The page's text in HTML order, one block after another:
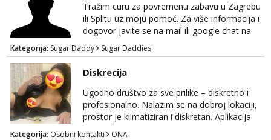
Tražim curu za povremenu zabavu u Zagrebu
ili Splitu uz moju pomoć. Za više informacija i
dogovor javite se na mail ili google chat na
oneofakind999111@gmail.com
Kategorija: Sugar Daddy Sugar Daddies
Diskrecija
Ugodno društvo za sve prilike – diskretno i
profesionalno. Nalazim se na dobroj lokaciji,
prostor je klimatiziran i diskretan. Aplikacija
what sapp 0957660399.
Kategorija: Osobni kontakti ONA